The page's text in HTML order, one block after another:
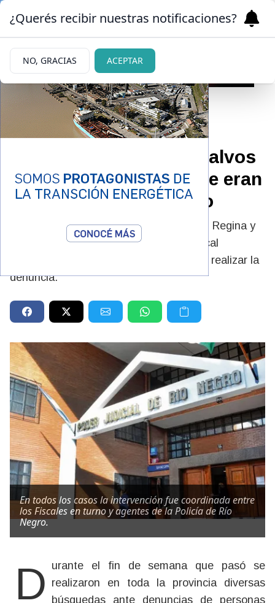
Encontraron sanos y salvos
a seis adolescentes que eran
buscados en Río Negro
Hubo intervenciones en Roca, Bariloche, Regina y
Viedma. Desde el Ministerio Público Fiscal
recordaron que no hay que esperar para realizar la
denuncia.
En todos los casos la intervención fue coordinada entre
los Fiscales en turno y agentes de la Policía de Río
Negro.
Durante el fin de semana que pasó se realizaron en toda la provincia diversas
búsquedas ante denuncias de personas
¿Querés recibir nuestras notificaciones?
NO, GRACIAS ACEPTAR